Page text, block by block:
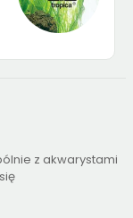
z akwarystami